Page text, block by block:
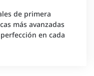
de primera
más avanzadas
en cada